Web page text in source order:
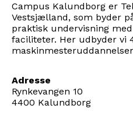
Campus Kalundborg er
Vestsjælland, som byder
praktisk undervisning
faciliteter. Her udbyder vi
Adresse
Rynkevangen 10
4400 Kalundborg